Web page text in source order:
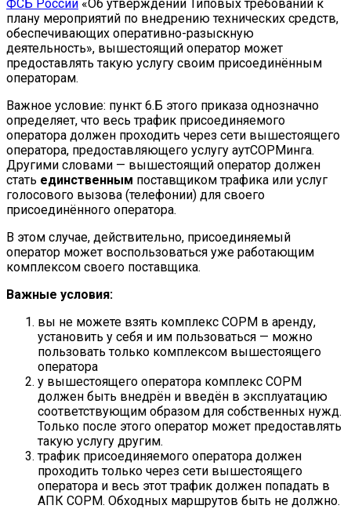
ФСБ России «Об утверждении Типовых требований к
плану мероприятий по внедрению технических средств,
обеспечивающих оперативно-разыскную
деятельность», вышестоящий оператор может
предоставлять такую услугу своим присоединённым
операторам.
Важное условие: пункт 6.Б этого приказа однозначно
определяет, что весь трафик присоединяемого
оператора должен проходить через сети вышестоящего
оператора, предоставляющего услугу аутСОРМинга.
Другими словами — вышестоящий оператор должен
стать единственным поставщиком трафика или услуг
голосового вызова (телефонии) для своего
присоединённого оператора.
В этом случае, действительно, присоединяемый
оператор может воспользоваться уже работающим
комплексом своего поставщика.
Важные условия:
вы не можете взять комплекс СОРМ в аренду,
установить у себя и им пользоваться — можно
пользовать только комплексом вышестоящего
оператора
у вышестоящего оператора комплекс СОРМ
должен быть внедрён и введён в эксплуатацию
соответствующим образом для собственных нужд.
Только после этого оператор может предоставлять
такую услугу другим.
трафик присоединяемого оператора должен
проходить только через сети вышестоящего
оператора и весь этот трафик должен попадать в
АПК СОРМ. Обходных маршрутов быть не должно.